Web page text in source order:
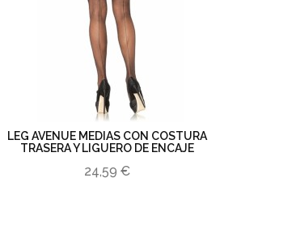
LEG AVENUE MEDIAS CON COSTURA
TRASERA Y LIGUERO DE ENCAJE
24,59 €